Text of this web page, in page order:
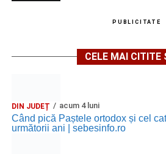
PUBLICITATE
CELE MAI CITITE
DIN JUDEȚ acum 4 luni
Când pică Paștele ortodox și cel
următorii ani | sebesinfo.ro